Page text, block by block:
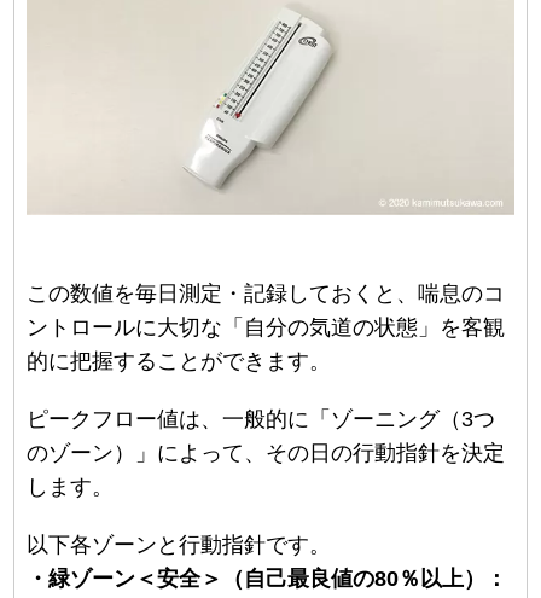
この数値を毎日測定・記録しておくと、喘息のコ
ントロールに大切な「自分の気道の状態」を客観
的に把握することができます。
ピークフロー値は、一般的に「ゾーニング（3つ
のゾーン）」によって、その日の行動指針を決定
します。
以下各ゾーンと行動指針です。
・緑ゾーン＜安全＞（自己最良値の80％以上）：